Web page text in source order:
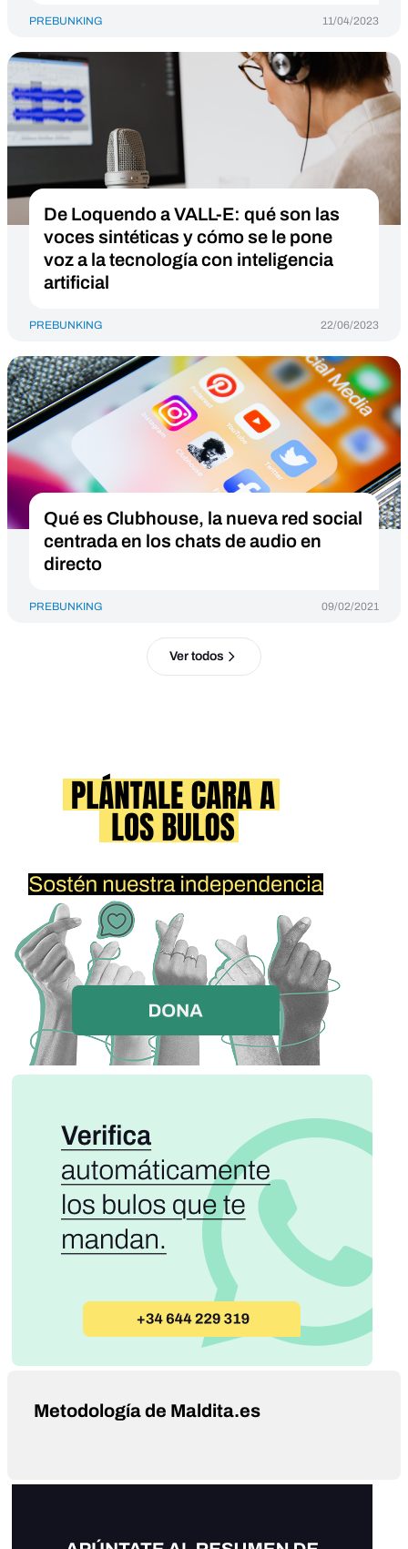
PREBUNKING 11/04/2023
De Loquendo a VALL-E: qué son las
voces sintéticas y cómo se le pone
voz a la tecnología con inteligencia
artificial
PREBUNKING 22/06/2023
Qué es Clubhouse, la nueva red social
centrada en los chats de audio en
directo
PREBUNKING 09/02/2021
Ver todos
Metodología de Maldita.es